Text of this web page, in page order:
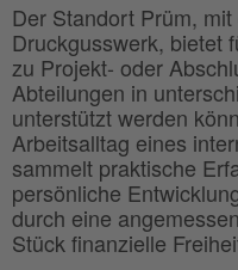
Der Standort Prüm,
Druckgusswerk, bietet
zu Projekt- oder
Abteilungen in
unterstützt werden
Arbeitsalltag eines
sammelt praktische
persönliche
durch eine
Stück finanzielle